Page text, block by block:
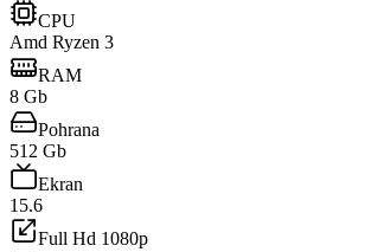
CPU
Amd Ryzen 3
RAM
8 Gb
Pohrana
512 Gb
Ekran
15.6
Full Hd 1080p